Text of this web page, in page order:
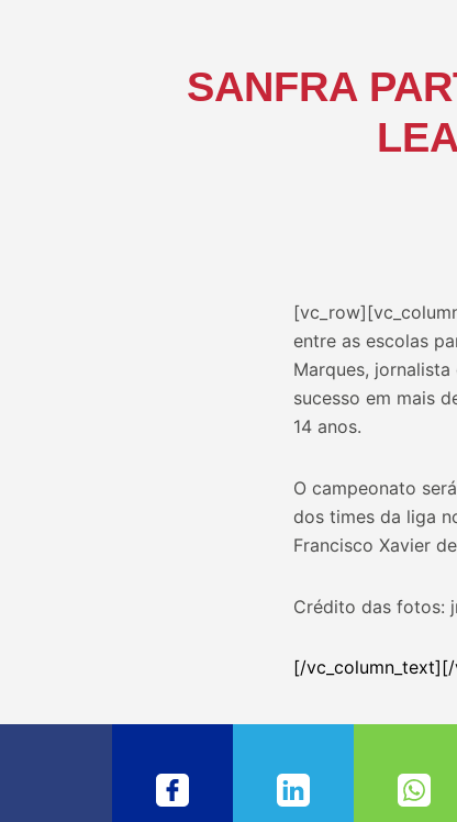
SANFRA
entre as escolas
Marques,
sucesso em mais
14 anos.
O campeonato
dos times da liga
Francisco Xavier
Crédito das fotos:
[/